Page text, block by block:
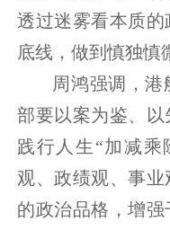
透过迷雾看本质
底线，做到慎独慎
周鸿强调，港
部要以案为鉴、以
践行人生“加减乘
观、政绩观、事
的政治品格，增